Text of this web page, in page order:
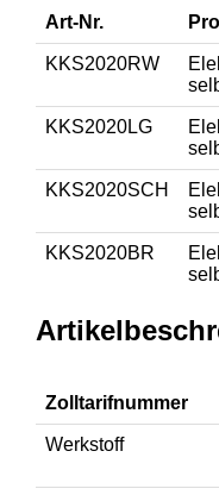
Art-Nr.
KKS2020RW
KKS2020LG
KKS2020SCH
KKS2020BR
Zolltarifnummer
Werkstoff